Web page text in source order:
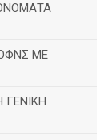
ΜΕ
ΓΕΝΙΚΗ